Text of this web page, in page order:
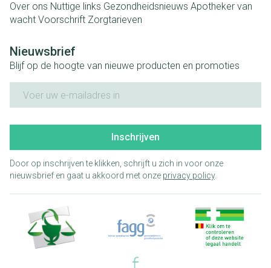
Over ons Nuttige links Gezondheidsnieuws Apotheker van
wacht Voorschrift Zorgtarieven
Nieuwsbrief
Blijf op de hoogte van nieuwe producten en promoties
Inschrijven
Door op inschrijven te klikken, schrijft u zich in voor onze
nieuwsbrief en gaat u akkoord met onze privacy policy.